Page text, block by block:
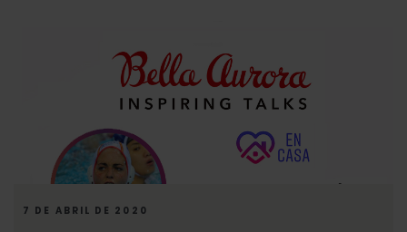
7 DE ABRIL DE 2020